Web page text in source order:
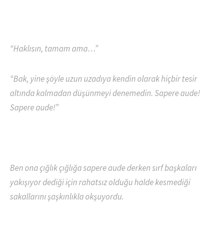
“Haklısın, tamam ama…”
“Bak, yine şöyle uzun uzadıya kendin olarak hiçbir tesir
altında kalmadan düşünmeyi denemedin. Sapere aude!
Sapere aude!”
Ben ona çığlık çığlığa sapere aude derken sırf başkaları
yakışıyor dediği için rahatsız olduğu halde kesmediği
sakallarını şaşkınlıkla okşuyordu.